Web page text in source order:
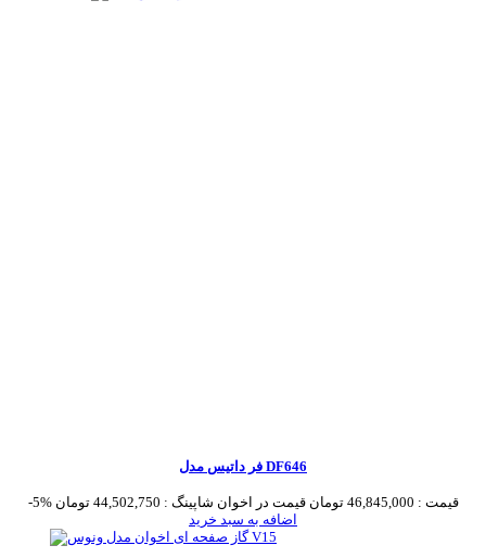
فر داتیس مدل DF646
-5% قیمت : 46,845,000 تومان قیمت در اخوان شاپینگ : 44,502,750 تومان
اضافه به سبد خرید